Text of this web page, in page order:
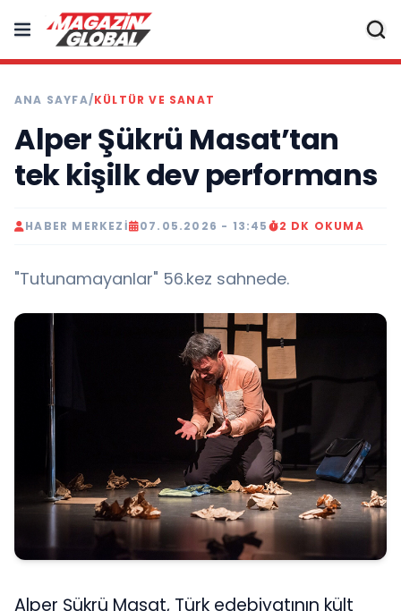
ANA SAYFA/KÜLTÜR VE SANAT
Alper Şükrü Masat’tan
tek kişilk dev performans
HABER MERKEZI 07.05.2026 - 13:45 2 DK OKUMA
"Tutunamayanlar" 56.kez sahnede.
Alper Şükrü Masat, Türk edebiyatının kült